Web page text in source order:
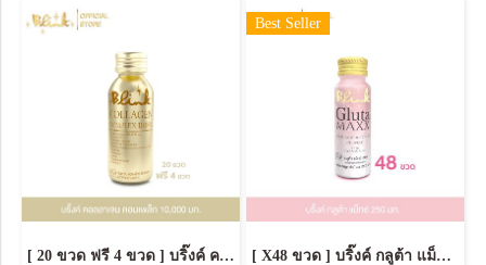
[ 20 ขวด ฟรี 4 ขวด ] บริ๊งค์ คอลลาเจน คอมเพล็กซ์ 10,000 มก. ขนาด 100 มล.
Best Seller
[ X48 ขวด ] บริ๊งค์ กลูต้า แม็กซ์ ขนาด 50 มล.